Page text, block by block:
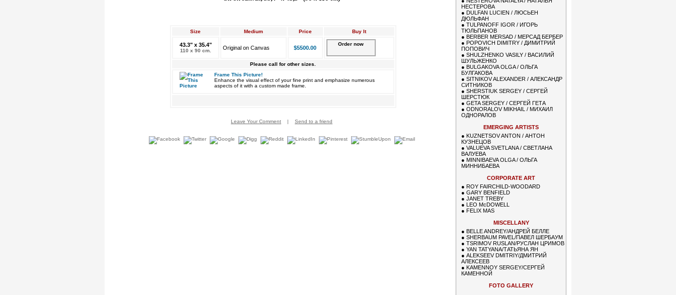
Size Medium Price Buy It
43.3" x 35.4"
110 x 90 cm. Original on Canvas $5500.00
Order now
Please call for other sizes.
Frame This Picture!
Enhance the visual effect of your fine print and emphasize numerous
aspects of it with a custom made frame.
Leave Your Comment | Send to a friend
НЕСТЕРОВА
● DULFAN LUCIEN / ЛЮСЬЕН
ДЮЛЬФАН
● TULPANOFF IGOR / ИГОРЬ
ТЮЛЬПАНОВ
● BERBER MERSAD / МЕРСАД БЕРБЕР
● POPOVICH DIMITRY / ДИМИТРИЙ
ПОПОВИЧ
● SHULZHENKO VASILY / ВАСИЛИЙ
ШУЛЬЖЕНКО
● BULGAKOVA OLGA / ОЛЬГА
БУЛГАКОВА
● SITNIKOV ALEXANDER / АЛЕКСАНДР
СИТНИКОВ
● SHERSTIUK SERGEY / СЕРГЕЙ
ШЕРСТЮК
● GETA SERGEY / СЕРГЕЙ ГЕТА
● ODNORALOV MIKHAIL / МИХАИЛ
ОДНОРАЛОВ
EMERGING ARTISTS
● KUZNETSOV ANTON / АНТОН
КУЗНЕЦОВ
● VALUEVA SVETLANA / СВЕТЛАНА
ВАЛУЕВА
● MINNIBAEVA OLGA / ОЛЬГА
МИННИБАЕВА
CORPORATE ART
● ROY FAIRCHILD-WOODARD
● GARY BENFIELD
● JANET TREBY
● LEO McDOWELL
● FELIX MAS
MISCELLANY
● BELLE ANDREY/АНДРЕЙ БЕЛЛЕ
● SHERBAUM PAVEL/ПАВЕЛ ШЕРБАУМ
● TSRIMOV RUSLAN/РУСЛАН ЦРИМОВ
● YAN TATYANA/ТАТЬЯНА ЯН
● ALEKSEEV DMITRIY/ДМИТРИЙ
АЛЕКСЕЕВ
● KAMENNOY SERGEY/СЕРГЕЙ
КАМЕННОЙ
FOTO GALLERY